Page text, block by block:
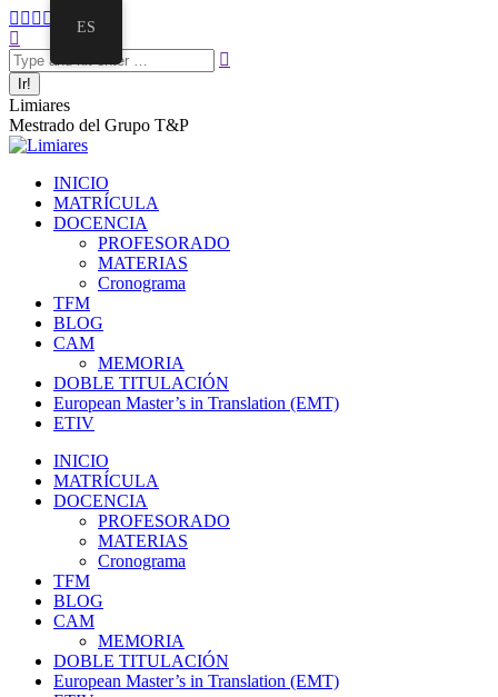
Limiares
Mestrado del Grupo T&P
INICIO
MATRÍCULA
DOCENCIA
PROFESORADO
MATERIAS
Cronograma
TFM
BLOG
CAM
MEMORIA
DOBLE TITULACIÓN
European Master’s in Translation (EMT)
ETIV
INICIO
MATRÍCULA
DOCENCIA
PROFESORADO
MATERIAS
Cronograma
TFM
BLOG
CAM
MEMORIA
DOBLE TITULACIÓN
European Master’s in Translation (EMT)
ES